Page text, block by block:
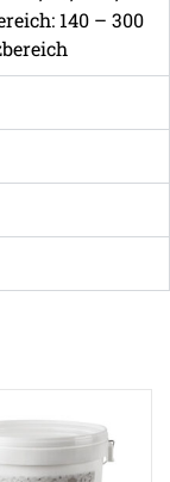
140 – 300